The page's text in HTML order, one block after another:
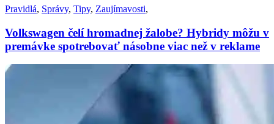
Pravidlá, Správy, Tipy, Zaujímavosti,
Volkswagen čelí hromadnej žalobe? Hybridy môžu v
premávke spotrebovať násobne viac než v reklame